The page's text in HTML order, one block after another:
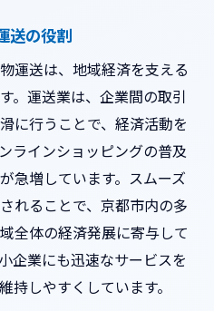
ングの成長と軽貨物運
もたらす運送需要の変化
軽貨物運送の効率化
ンラインショッピングと
ラインショッピングに与
スとデジタル化の展望
が京都市で提供する安
送の役割
運送は、地域経済を支える
。運送業は、企業間の取引
に行うことで、経済活動を
ラインショッピングの普及
急増しています。スムーズ
れることで、京都市内の多
全体の経済発展に寄与して
企業にも迅速なサービスを
持しやすくしています。